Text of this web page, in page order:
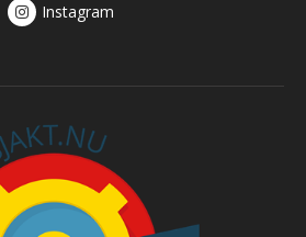
Instagram